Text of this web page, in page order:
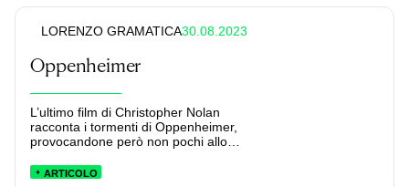
LORENZO GRAMATICA30.08.2023
Oppenheimer
L’ultimo film di Christopher Nolan
racconta i tormenti di Oppenheimer,
provocandone però non pochi allo
ARTICOLO